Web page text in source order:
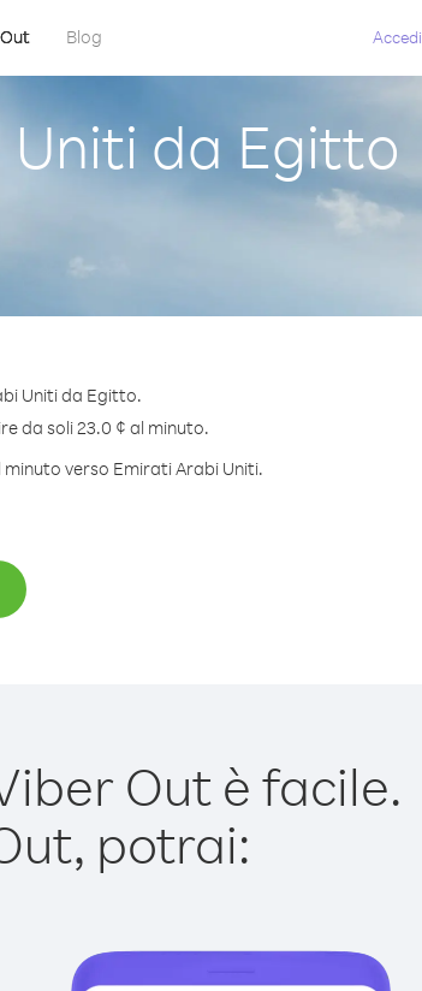
Blog Accedi
da Egitto
Uniti da Egitto.
da soli 23.0 ¢ al minuto.
verso Emirati Arabi Uniti.
Out è facile.
potrai: